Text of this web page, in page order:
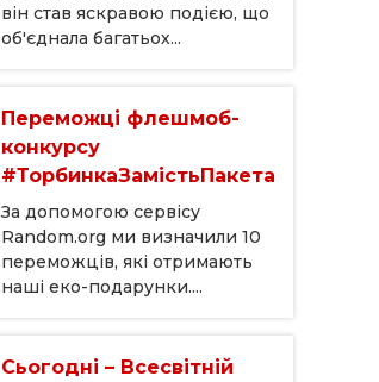
він став яскравою подією, що
об'єднала багатьох...
Переможці флешмоб-
конкурсу
#ТорбинкаЗамістьПакета
За допомогою сервісу
Random.org ми визначили 10
переможців, які отримають
наші еко-подарунки....
Сьогодні – Всесвітній